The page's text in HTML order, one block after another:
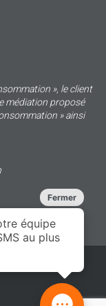
», le client
médiation proposé
» ainsi